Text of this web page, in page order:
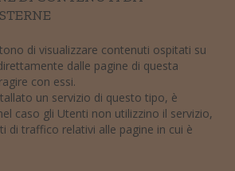
di visualizzare contenuti ospitati su
dalle pagine di questa
con essi.
un servizio di questo tipo, è
caso gli Utenti non utilizzino il servizio,
di traffico relativi alle pagine in cui è